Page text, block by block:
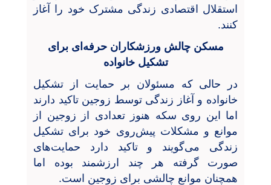
استقلال اقتصادی زندگی مشترک خود را آغاز
کنند.
مسکن چالش ورزشکاران حرفه‌ای برای
تشکیل خانواده
در حالی که مسئولان بر حمایت از تشکیل
خانواده و آغاز زندگی توسط زوجین تاکید دارند
اما این روی سکه هنوز تعدادی از زوجین از
موانع و مشکلات پیش‌روی خود برای تشکیل
زندگی می‌گویند و تاکید دارد حمایت‌های
صورت گرفته هر چند ارزشمند بوده اما
همچنان موانع چالشی برای زوجین است.